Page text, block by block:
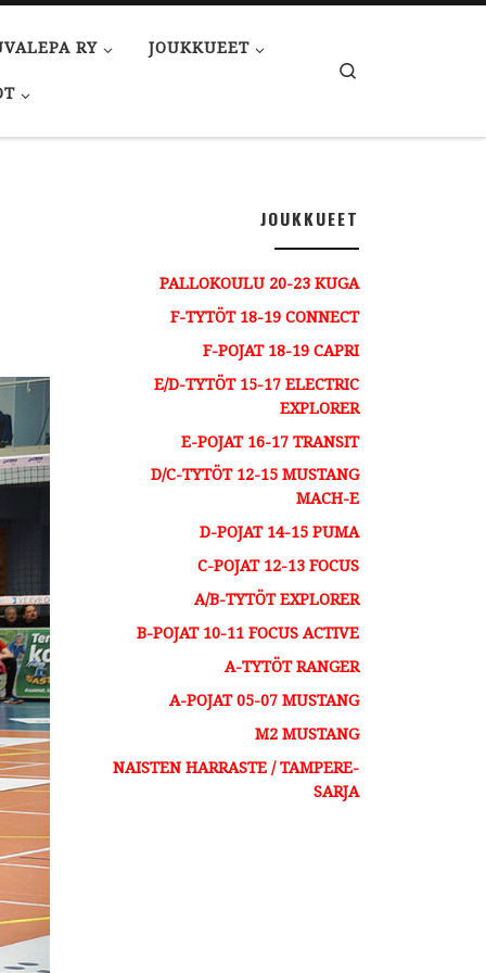
RY JOUKKUEET
JOUKKUEET
PALLOKOULU 20-23 KUGA
F-TYTÖT 18-19 CONNECT
F-POJAT 18-19 CAPRI
E/D-TYTÖT 15-17 ELECTRIC
EXPLORER
E-POJAT 16-17 TRANSIT
D/C-TYTÖT 12-15 MUSTANG
MACH-E
D-POJAT 14-15 PUMA​
C-POJAT 12-13 FOCUS​
A/B-TYTÖT EXPLORER
B-POJAT 10-11 FOCUS ACTIVE​
A-TYTÖT RANGER
A-POJAT 05-07 MUSTANG
M2 MUSTANG
NAISTEN HARRASTE / TAMPERE-
SARJA